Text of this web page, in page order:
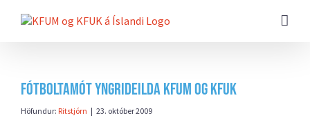
beint
Fótboltamót YngriDeilda KFUM og KFUK
Höfundur: Ritstjórn | 23. október 2009